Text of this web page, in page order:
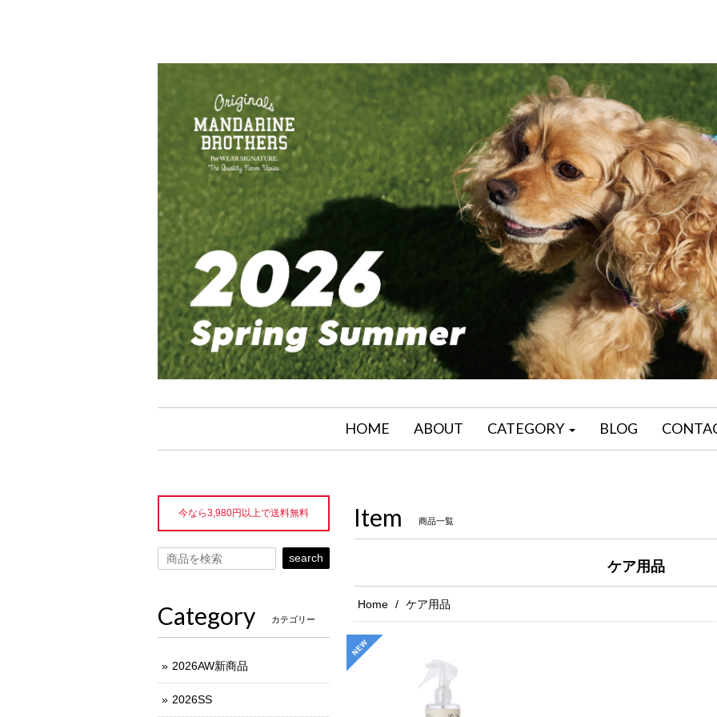
HOME ABOUT CATEGORY BLOG
Item 商品一覧
ケア用品
Home ケア用品
今なら3,980円以上で送料無料
search
Category カテゴリー
2026AW新商品
2026SS